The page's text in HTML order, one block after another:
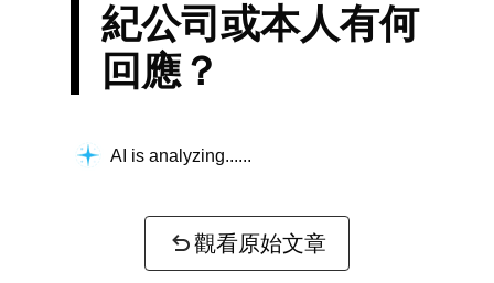
紀公司或本人有何
回應？
AI is analyzing...
觀看原始文章